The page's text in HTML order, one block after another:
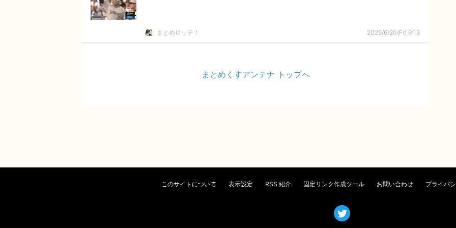
まとめロッテ！ 2025/6/20(Fr) 9:13
まとめくすアンテナ トップへ
このサイトについて 表示設定 RSS 紹介 固定リンク作成ツール お問い合わせ プライバ